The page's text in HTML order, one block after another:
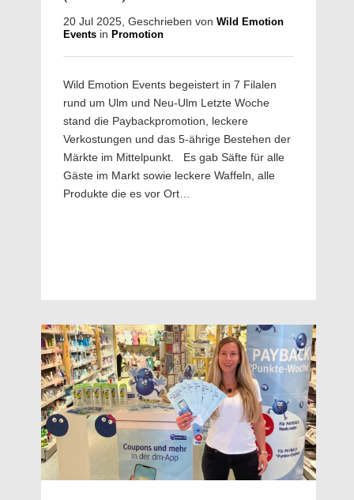
20 Jul 2025, Geschrieben von Wild Emotion
Events in Promotion
Wild Emotion Events begeistert in 7 Filalen
rund um Ulm und Neu-Ulm Letzte Woche
stand die Paybackpromotion, leckere
Verkostungen und das 5-ährige Bestehen der
Märkte im Mittelpunkt. Es gab Säfte für alle
Gäste im Markt sowie leckere Waffeln, alle
Produkte die es vor Ort…